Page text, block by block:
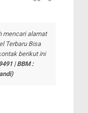
mencari alamat
Terbaru Bisa
berikut ini
| BBM :